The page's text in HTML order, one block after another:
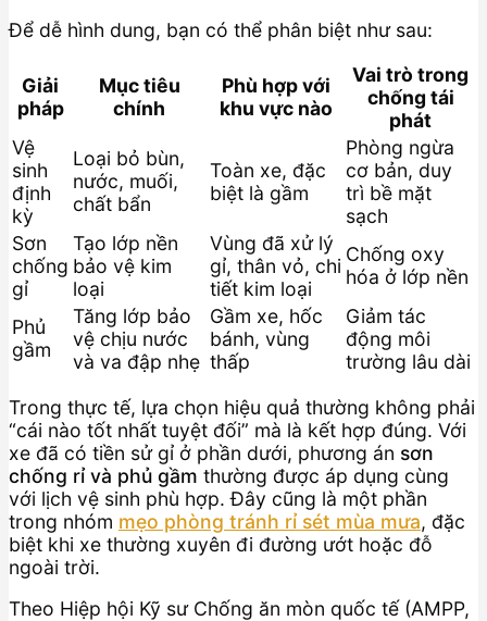
Để dễ hình dung, bạn có thể phân biệt như sau:
Giải
pháp
Mục tiêu
chính
Phù hợp với
khu vực nào
Vai trò trong
chống tái
phát
Vệ
sinh
định
kỳ
Loại bỏ bùn,
nước, muối,
chất bẩn
Toàn xe, đặc
biệt là gầm
Phòng ngừa
cơ bản, duy
trì bề mặt
sạch
Sơn
chống
gỉ
Tạo lớp nền
bảo vệ kim
loại
Vùng đã xử lý
gỉ, thân vỏ, chi
tiết kim loại
Chống oxy
hóa ở lớp nền
Phủ
gầm
Tăng lớp bảo
vệ chịu nước
và va đập nhẹ
Gầm xe, hốc
bánh, vùng
thấp
Giảm tác
động môi
trường lâu dài
Trong thực tế, lựa chọn hiệu quả thường không phải
“cái nào tốt nhất tuyệt đối” mà là kết hợp đúng. Với
xe đã có tiền sử gỉ ở phần dưới, phương án sơn
chống rỉ và phủ gầm thường được áp dụng cùng
với lịch vệ sinh phù hợp. Đây cũng là một phần
trong nhóm mẹo phòng tránh rỉ sét mùa mưa, đặc
biệt khi xe thường xuyên đi đường ướt hoặc đỗ
ngoài trời.
Theo Hiệp hội Kỹ sư Chống ăn mòn quốc tế (AMPP,